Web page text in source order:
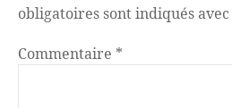
obligatoires sont indiqués avec
Commentaire *